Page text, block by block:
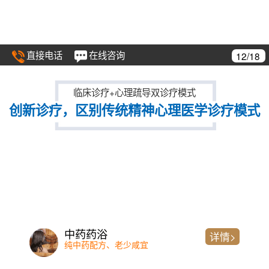
直接电话 在线咨询 12/18
临床诊疗+心理疏导双诊疗模式
创新诊疗，区别传统精神心理医学诊疗模式
中药药浴
纯中药配方、老少咸宜
详情>